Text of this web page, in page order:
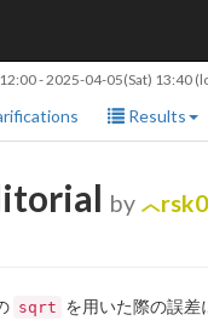
-2025-04-05(Sat) 13:40
Results
by
sqrt を用いた際の誤差